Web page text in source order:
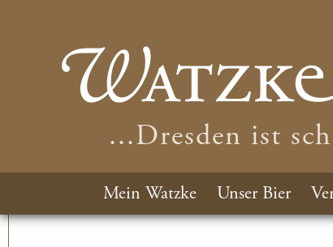
...Dresden ist
Mein Watzke Unser Bier